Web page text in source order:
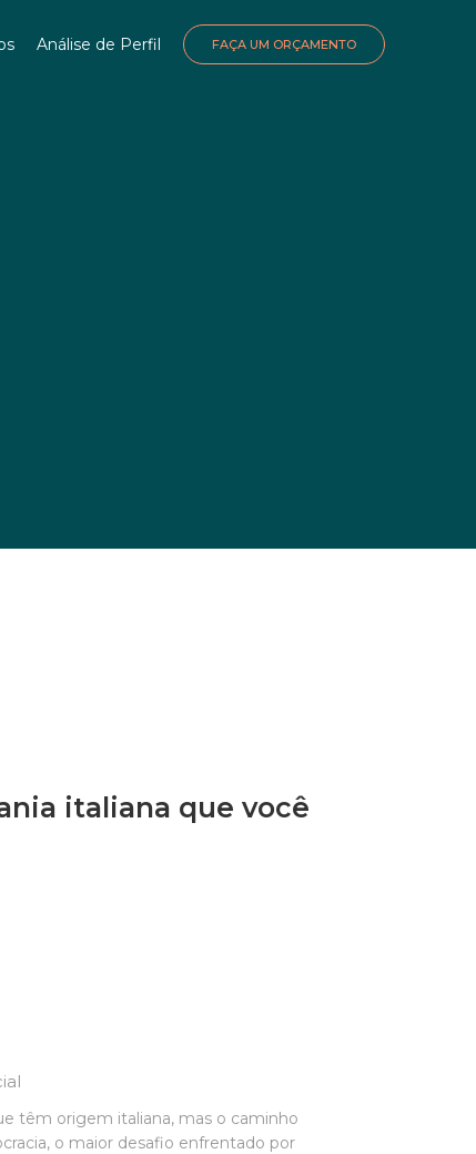
Análise de Perfil FAÇA UM ORÇAMENTO
italiana que você
têm origem italiana, mas o caminho
o maior desafio enfrentado por